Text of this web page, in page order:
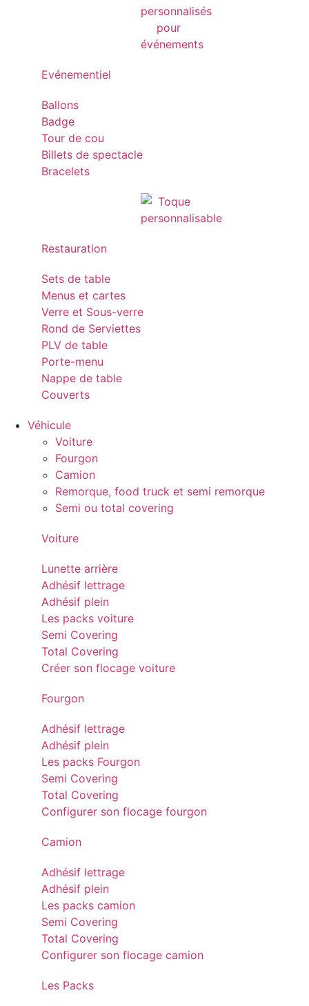
Evénementiel
Ballons
Badge
Tour de cou
Billets de spectacle
Bracelets
Restauration
Sets de table
Menus et cartes
Verre et Sous-verre
Rond de Serviettes
PLV de table
Porte-menu
Nappe de table
Couverts
Véhicule
Voiture
Fourgon
Camion
Remorque, food truck et semi remorque
Semi ou total covering
Voiture
Lunette arrière
Adhésif lettrage
Adhésif plein
Les packs voiture
Semi Covering
Total Covering
Créer son flocage voiture
Fourgon
Adhésif lettrage
Adhésif plein
Les packs Fourgon
Semi Covering
Total Covering
Configurer son flocage fourgon
Camion
Adhésif lettrage
Adhésif plein
Les packs camion
Semi Covering
Total Covering
Configurer son flocage camion
Les Packs